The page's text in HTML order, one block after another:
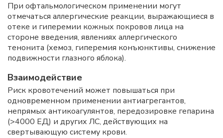
При офтальмологическом применении могут
отмечаться аллергические реакции, выражающиеся в
отеке и гиперемии кожных покровов лица на
стороне введения, явлениях аллергического
тенонита (хемоз, гиперемия конъюнктивы, снижение
подвижности глазного яблока).
Взаимодействие
Риск кровотечений может повышаться при
одновременном применении антиагрегантов,
непрямых антикоагулянтов, передозировке гепарина
(>4000 ЕД) и других ЛС, действующих на
свертывающую систему крови.